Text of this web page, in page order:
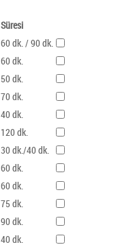
Süresi
60 dk. / 90 dk.
60 dk.
50 dk.
70 dk.
40 dk.
120 dk.
30 dk./40 dk.
60 dk.
60 dk.
75 dk.
90 dk.
40 dk.